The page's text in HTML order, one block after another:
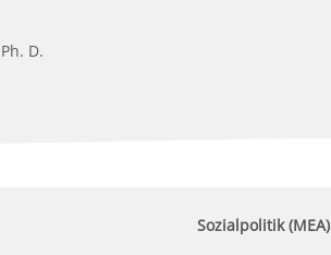
D.
Sozialpolitik (MEA)